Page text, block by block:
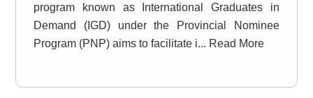
program known as International Graduates in
Demand (IGD) under the Provincial Nominee
Program (PNP) aims to facilitate i... Read More